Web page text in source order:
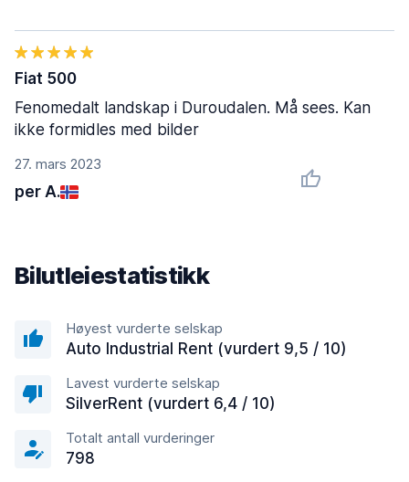
27. mars 2023
per A.
Fiat 500
Fenomedalt landskap i Duroudalen. Må sees. Kan
ikke formidles med bilder
Bilutleiestatistikk
Høyest vurderte selskap
Auto Industrial Rent (vurdert 9,5 / 10)
Lavest vurderte selskap
SilverRent (vurdert 6,4 / 10)
Totalt antall vurderinger
798